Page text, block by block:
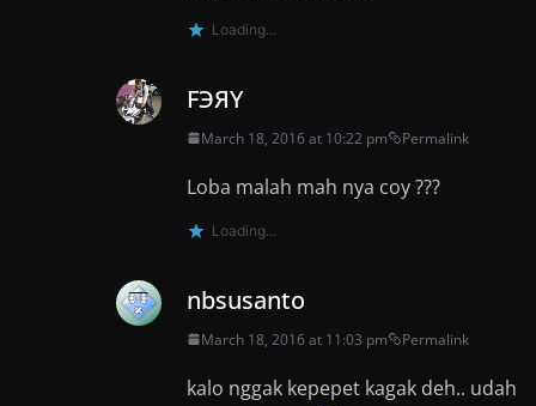
Loading...
FЭЯY
March 18, 2016 at 10:22 pm Permalink
Loba malah mah nya coy ???
Loading...
nbsusanto
March 18, 2016 at 11:03 pm Permalink
kalo nggak kepepet kagak deh.. udah